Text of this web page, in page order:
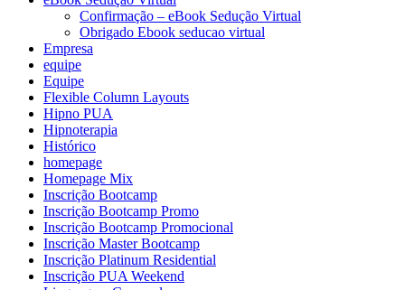
Confirmação – eBook Sedução Virtual
Obrigado Ebook seducao virtual
Empresa
equipe
Equipe
Flexible Column Layouts
Hipno PUA
Hipnoterapia
Histórico
homepage
Homepage Mix
Inscrição Bootcamp
Inscrição Bootcamp Promo
Inscrição Bootcamp Promocional
Inscrição Master Bootcamp
Inscrição Platinum Residential
Inscrição PUA Weekend